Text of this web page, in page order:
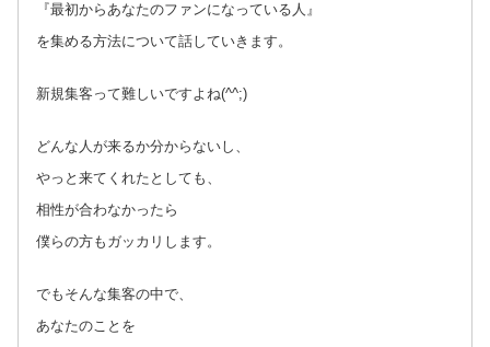
『最初からあなたのファンになっている人』
を集める方法について話していきます。
新規集客って難しいですよね(^^;)
どんな人が来るか分からないし、
やっと来てくれたとしても、
相性が合わなかったら
僕らの方もガッカリします。
でもそんな集客の中で、
あなたのことを